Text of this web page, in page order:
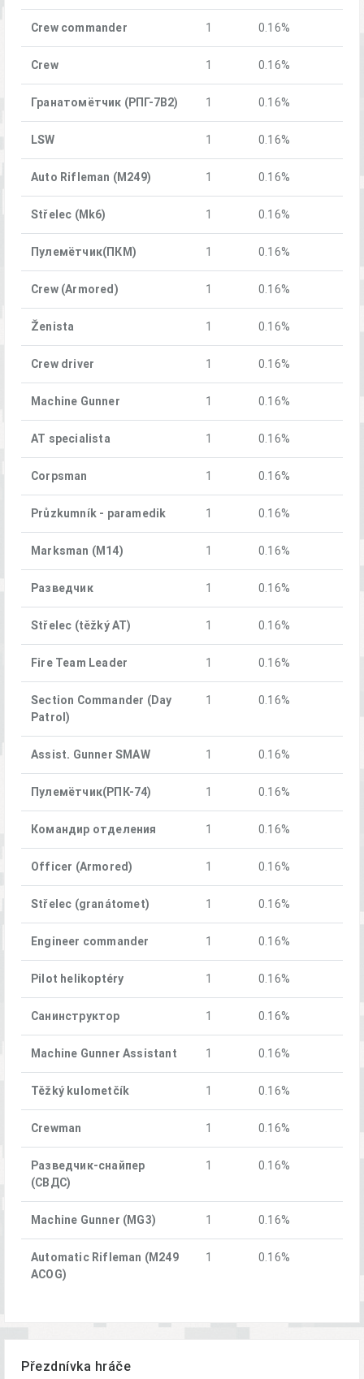
Crew commander 1 0.16%
Crew 1 0.16%
Гранатомётчик (РПГ-7В2) 1 0.16%
LSW 1 0.16%
Auto Rifleman (M249) 1 0.16%
Střelec (Mk6) 1 0.16%
Пулемётчик(ПКM) 1 0.16%
Crew (Armored) 1 0.16%
Ženista 1 0.16%
Crew driver 1 0.16%
Machine Gunner 1 0.16%
AT specialista 1 0.16%
Corpsman 1 0.16%
Průzkumník - paramedik 1 0.16%
Marksman (M14) 1 0.16%
Разведчик 1 0.16%
Střelec (těžký AT) 1 0.16%
Fire Team Leader 1 0.16%
Section Commander (Day
Patrol)
1 0.16%
Assist. Gunner SMAW 1 0.16%
Пулемётчик(РПК-74) 1 0.16%
Командир отделения 1 0.16%
Officer (Armored) 1 0.16%
Střelec (granátomet) 1 0.16%
Engineer commander 1 0.16%
Pilot helikoptéry 1 0.16%
Санинструктор 1 0.16%
Machine Gunner Assistant 1 0.16%
Těžký kulometčík 1 0.16%
Crewman 1 0.16%
Разведчик-снайпер
(СВДС)
1 0.16%
Machine Gunner (MG3) 1 0.16%
Automatic Rifleman (M249
ACOG)
1 0.16%
Přezdnívka hráče